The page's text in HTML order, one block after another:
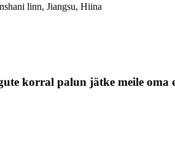
linn, Jiangsu, Hiina
korral palun jätke meile oma